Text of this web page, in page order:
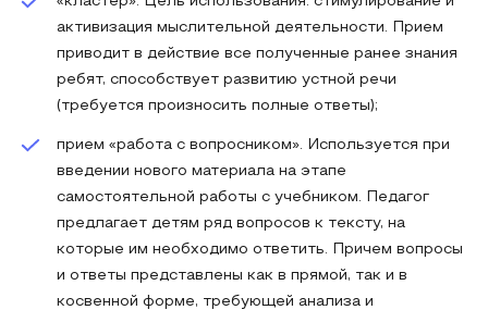
активизация мыслительной деятельности. Прием
приводит в действие все полученные ранее знания
ребят, способствует развитию устной речи
(требуется произносить полные ответы);
прием «работа с вопросником». Используется при
введении нового материала на этапе
самостоятельной работы с учебником. Педагог
предлагает детям ряд вопросов к тексту, на
которые им необходимо ответить. Причем вопросы
и ответы представлены как в прямой, так и в
косвенной форме, требующей анализа и